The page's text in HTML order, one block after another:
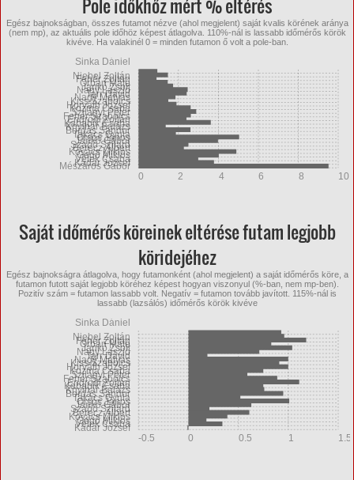
Pole időkhőz mért % eltérés
Egész bajnokságban, összes futamot nézve (ahol megjelent) saját kvalis körének aránya
(nem mp), az aktuális pole időhöz képest átlagolva. 110%-nál is lassabb időmérős körök
kivéve. Ha valakinél 0 = minden futamon ő volt a pole-ban.
Mészáros Gábor
Kádár József
Vétek Csaba
Gedő Miklós
Kovács Miklós
Berecz Albert
Szabó Szilárd
Jankó Gábor
Orsós János
Takács Gyula
Bordás Sándor
Knyihár Balázs
Kababik Csaba
Endrődi Zoltán
Fehér Szabolcs
Szilágyi Péter
Kozma Csaba
Horváth József
Kiss Szabolcs
Nagy Mátyás
Tarr Dávid
Nagy László
Jankó Zsolt
Orbán Máté
Fehér Zoltán
Niebel Zoltán
Sinka Dániel
0 2 4 6 8 10
Saját időmérős köreinek eltérése futam legjobb
köridejéhez
Egész bajnokságra átlagolva, hogy futamonként (ahol megjelent) a saját időmérős köre, a
futamon futott saját legjobb köréhez képest hogyan viszonyul (%-ban, nem mp-ben).
Pozitív szám = futamon lassabb volt. Negatív = futamon tovább javított. 115%-nál is
lassabb (lazsálós) időmérős körök kivéve
Kádár József
Vétek Csaba
Gedő Miklós
Kovács Miklós
Berecz Albert
Szabó Szilárd
Jankó Gábor
Orsós János
Takács Gyula
Bordás Sándor
Knyihár Balázs
Kababik Csaba
Endrődi Zoltán
Fehér Szabolcs
Szilágyi Péter
Kozma Csaba
Horváth József
Kiss Szabolcs
Nagy Mátyás
Tarr Dávid
Nagy László
Jankó Zsolt
Orbán Máté
Fehér Zoltán
Niebel Zoltán
Sinka Dániel
-0.5 0 0.5 1 1.5